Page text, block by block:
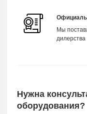
Мы
дилерства
Нужна
оборудования?